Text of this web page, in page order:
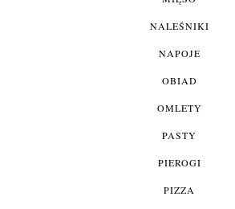
NALEŚNIKI
NAPOJE
OBIAD
OMLETY
PASTY
PIEROGI
PIZZA